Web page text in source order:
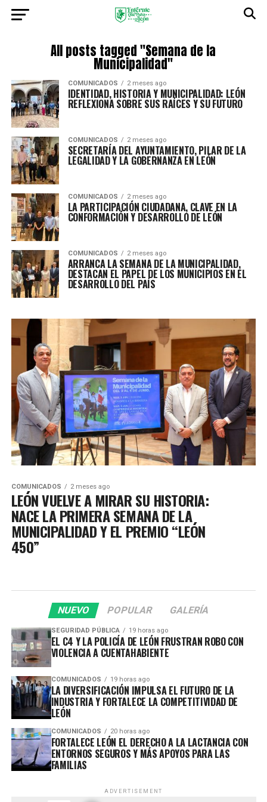
All posts tagged "Semana de la
Municipalidad"
COMUNICADOS 2 meses ago
IDENTIDAD, HISTORIA Y MUNICIPALIDAD: LEÓN
REFLEXIONA SOBRE SUS RAÍCES Y SU FUTURO
COMUNICADOS 2 meses ago
SECRETARÍA DEL AYUNTAMIENTO, PILAR DE LA
LEGALIDAD Y LA GOBERNANZA EN LEÓN
COMUNICADOS 2 meses ago
LA PARTICIPACIÓN CIUDADANA, CLAVE EN LA
CONFORMACIÓN Y DESARROLLO DE LEÓN
COMUNICADOS 2 meses ago
ARRANCA LA SEMANA DE LA MUNICIPALIDAD,
DESTACAN EL PAPEL DE LOS MUNICIPIOS EN EL
DESARROLLO DEL PAÍS
COMUNICADOS 2 meses ago
LEÓN VUELVE A MIRAR SU HISTORIA:
NACE LA PRIMERA SEMANA DE LA
MUNICIPALIDAD Y EL PREMIO “LEÓN
450”
NUEVO POPULAR GALERÍA
SEGURIDAD PÚBLICA 19 horas ago
EL C4 Y LA POLICÍA DE LEÓN FRUSTRAN ROBO CON
VIOLENCIA A CUENTAHABIENTE
COMUNICADOS 19 horas ago
LA DIVERSIFICACIÓN IMPULSA EL FUTURO DE LA
INDUSTRIA Y FORTALECE LA COMPETITIVIDAD DE
LEÓN
COMUNICADOS 20 horas ago
FORTALECE LEÓN EL DERECHO A LA LACTANCIA CON
ENTORNOS SEGUROS Y MÁS APOYOS PARA LAS
FAMILIAS
ADVERTISEMENT